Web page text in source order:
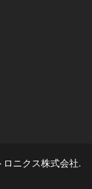
ニクス株式会社.